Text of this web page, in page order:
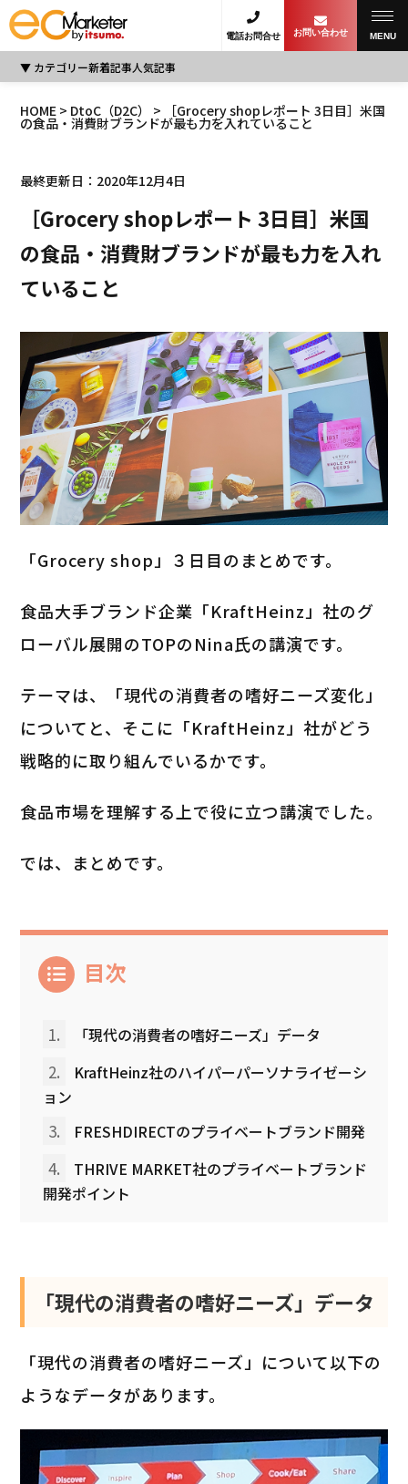
電話お問合せ お問い合わせ MENU
カテゴリー新着記事人気記事
HOME > DtoC（D2C） > ［Grocery shopレポート 3日目］米国
の食品・消費財ブランドが最も力を入れていること
最終更新日：2020年12月4日
［Grocery shopレポート 3日目］米国
の食品・消費財ブランドが最も力を入れ
ていること
「Grocery shop」３日目のまとめです。
食品大手ブランド企業「KraftHeinz」社のグ
ローバル展開のTOPのNina氏の講演です。
テーマは、「現代の消費者の嗜好ニーズ変化」
についてと、そこに「KraftHeinz」社がどう
戦略的に取り組んでいるかです。
食品市場を理解する上で役に立つ講演でした。
では、まとめです。
目次
1. 「現代の消費者の嗜好ニーズ」データ
2.
KraftHeinz社のハイパーパーソナライゼーシ
ョン
3. FRESHDIRECTのプライベートブランド開発
4.
THRIVE MARKET社のプライベートブランド
開発ポイント
「現代の消費者の嗜好ニーズ」データ
「現代の消費者の嗜好ニーズ」について以下の
ようなデータがあります。